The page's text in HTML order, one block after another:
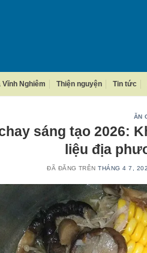
Vĩnh Nghiêm Thiện nguyện Tin tức
ĂN
sáng tạo 2026:
liệu địa
ĐÃ ĐĂNG TRÊNTHÁNG 4 7,